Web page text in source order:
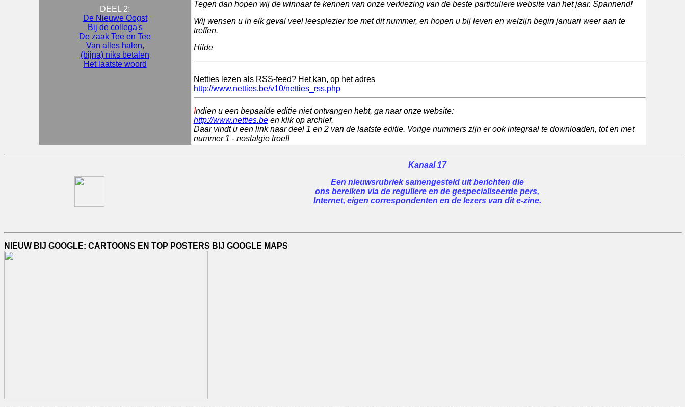
DEEL 2:
De Nieuwe Oogst
Bij de collega's
De zaak Tee en Tee
Van alles halen,
(bijna) niks betalen
Het laatste woord
Tegen dan hopen wij de winnaar te kennen van onze verkiezing van de beste particuliere website van het jaar. Spannend!
Wij wensen u in elk geval veel leesplezier toe met dit nummer, en hopen u bij leven en welzijn begin januari weer aan te
treffen.
Hilde
Netties lezen als RSS-feed? Het kan, op het adres
http://www.netties.be/v10/netties_rss.php
Indien u een bepaalde editie niet ontvangen hebt, ga naar onze website:
http://www.netties.been klik op archief.
Daar vindt u een link naar deel 1 en 2 van de laatste editie. Vorige nummers zijn er ook integraal te downloaden, tot en met
nummer 1 - nostalgie troef!
Kanaal 17
Een nieuwsrubriek samengesteld uit berichten die
ons bereiken via de reguliere en de gespecialiseerde pers,
Internet, eigen correspondenten en de lezers van dit e-zine.
NIEUW BIJ GOOGLE: CARTOONS EN TOP POSTERS BIJ GOOGLE MAPS